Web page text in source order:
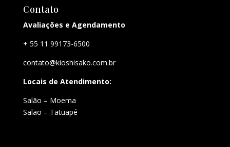
Contato
Avaliações e Agendamento
+ 55 11 99173-6500
contato@kioshisako.com.br
Locais de Atendimento:
Salão – Moema
Salão – Tatuapé